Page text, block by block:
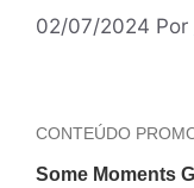
02/07/2024 Por